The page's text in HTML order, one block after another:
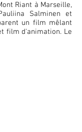
Riant à Marseille,
Salminen et
un film mêlant
film d'animation. Le